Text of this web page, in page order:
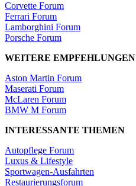
Corvette Forum
Ferrari Forum
Lamborghini Forum
Porsche Forum
WEITERE EMPFEHLUNGEN
Aston Martin Forum
Maserati Forum
McLaren Forum
BMW M Forum
INTERESSANTE THEMEN
Autopflege Forum
Luxus & Lifestyle
Sportwagen-Ausfahrten
Restaurierungsforum